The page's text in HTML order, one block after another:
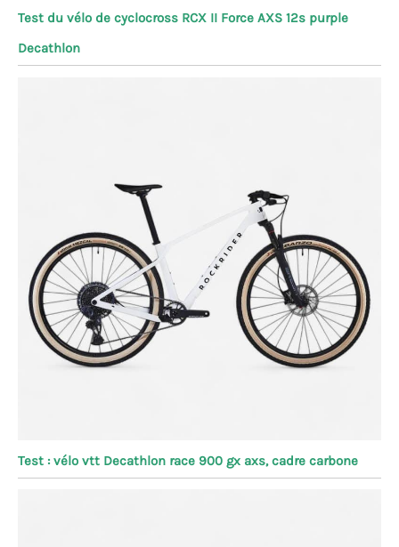
Test du vélo de cyclocross RCX II Force AXS 12s purple
Decathlon
Test : vélo vtt Decathlon race 900 gx axs, cadre carbone